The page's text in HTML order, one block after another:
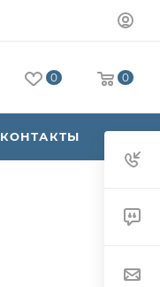
0 0
КОНТАКТЫ